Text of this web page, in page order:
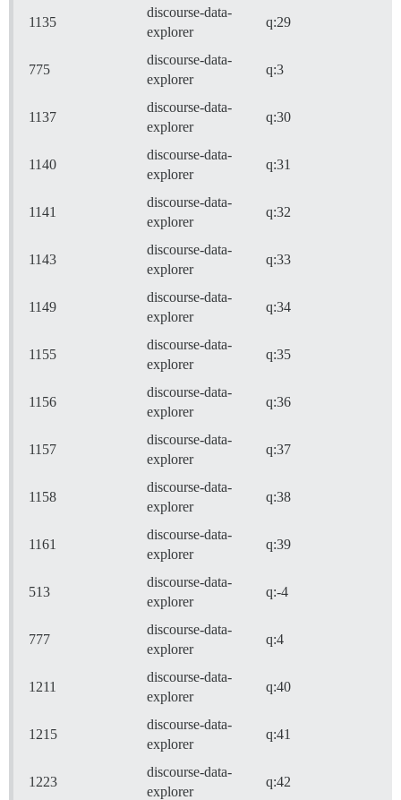
1135
discourse-data-
explorer
q:29
775
discourse-data-
explorer
q:3
1137
discourse-data-
explorer
q:30
1140
discourse-data-
explorer
q:31
1141
discourse-data-
explorer
q:32
1143
discourse-data-
explorer
q:33
1149
discourse-data-
explorer
q:34
1155
discourse-data-
explorer
q:35
1156
discourse-data-
explorer
q:36
1157
discourse-data-
explorer
q:37
1158
discourse-data-
explorer
q:38
1161
discourse-data-
explorer
q:39
513
discourse-data-
explorer
q:-4
777
discourse-data-
explorer
q:4
1211
discourse-data-
explorer
q:40
1215
discourse-data-
explorer
q:41
1223
discourse-data-
explorer
q:42